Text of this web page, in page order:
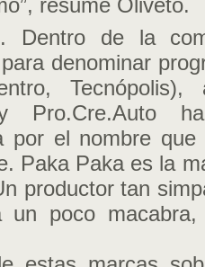
resume Oliveto.
Dentro de la
denominar
Tecnópolis),
Pro.Cre.Auto
por el nombre
Paka Paka es la
productor tan
un poco